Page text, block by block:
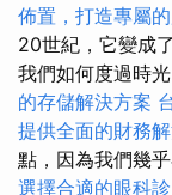
佈置，打造專屬
20世紀，它變成
我們如何度過時光
的存儲解決方案
提供全面的財務
點，因為我們幾
選擇合適的眼科